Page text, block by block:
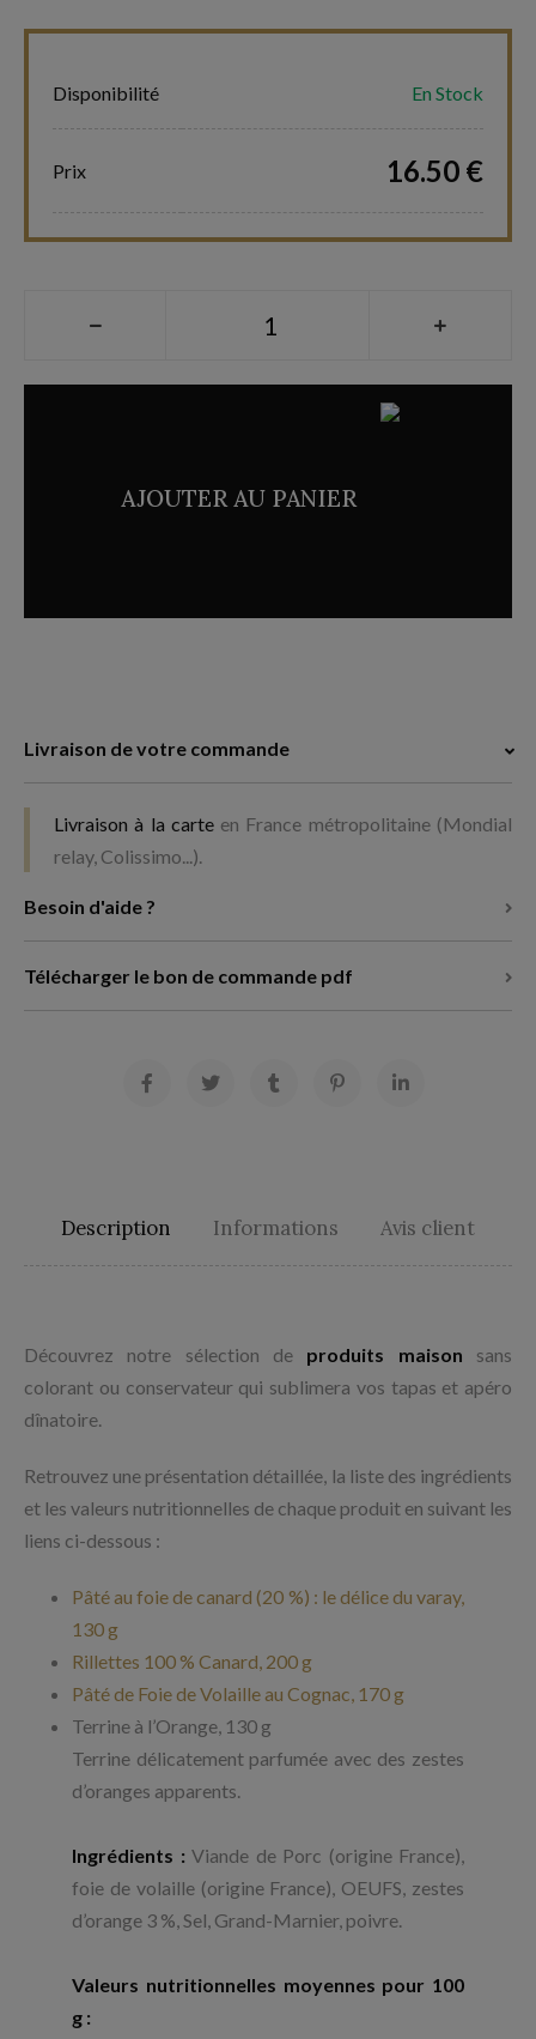
Disponibilité En Stock
Prix 16.50 €
AJOUTER AU PANIER
Livraison de votre commande
Livraison à la carteen France métropolitaine (Mondial
relay, Colissimo...).
Besoin d'aide ?
Télécharger le bon de commande pdf
Description Informations Avis client
Découvrez notre sélection de produits maison sans
colorant ou conservateur qui sublimera vos tapas et apéro
dînatoire.
Retrouvez une présentation détaillée, la liste des ingrédients
et les valeurs nutritionnelles de chaque produit en suivant les
liens ci-dessous :
Pâté au foie de canard (20 %) : le délice du varay,
130 g
Rillettes 100 % Canard, 200 g
Pâté de Foie de Volaille au Cognac, 170 g
Terrine à l’Orange, 130 g
Terrine délicatement parfumée avec des zestes
d’oranges apparents.
Ingrédients : Viande de Porc (origine France),
foie de volaille (origine France), OEUFS, zestes
d’orange 3 %, Sel, Grand-Marnier, poivre.
Valeurs nutritionnelles moyennes pour 100
g :